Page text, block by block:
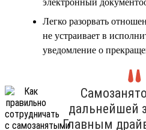
Легко разорвать
не устраивает в
уведомление о
дальнейшей
Главным